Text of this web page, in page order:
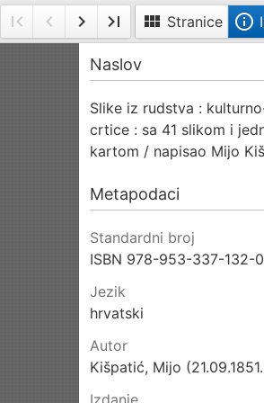
first_page
Prva
navigate_before
Prethodna
stranica
navigate_next
Sljedeća
stranica
last_page
Posljednja
stranica
view_module Stranice info_outline
Info
Naslov
Slike iz rudstva :
crtice : sa 41 slikom i
kartom / napisao Mijo
Metapodaci
Standardni broj
ISBN 978-953-337-132-0
Jezik
hrvatski
Autor
Kišpatić, Mijo
Izdanje